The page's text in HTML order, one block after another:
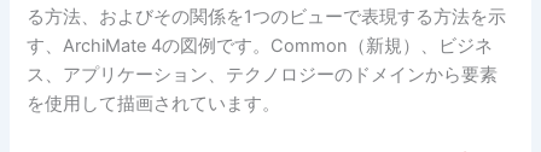
る方法、およびその関係を1つのビューで表現する方法を示
す、ArchiMate 4の図例です。Common（新規）、ビジネ
ス、アプリケーション、テクノロジーのドメインから要素
を使用して描画されています。